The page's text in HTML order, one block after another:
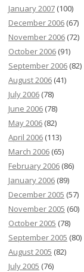
January 2007 (100)
December 2006 (67)
November 2006 (72)
October 2006 (91)
September 2006 (82)
August 2006 (41)
July 2006 (78)
June 2006 (78)
May 2006 (82)
April 2006 (113)
March 2006 (65)
February 2006 (86)
January 2006 (89)
December 2005 (57)
November 2005 (60)
October 2005 (78)
September 2005 (80)
August 2005 (82)
July 2005 (76)